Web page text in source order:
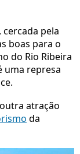
cercada pela
boas para o
do Rio Ribeira
uma represa
atração
da